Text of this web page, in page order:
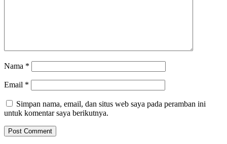
Nama *
Email *
Simpan nama, email, dan situs web saya pada peramban ini
untuk komentar saya berikutnya.